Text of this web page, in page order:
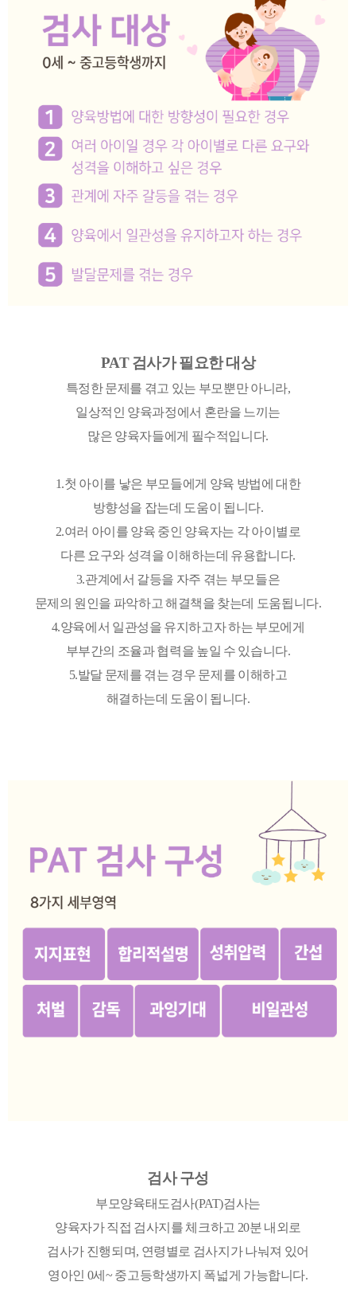
PAT 검사가 필요한 대상
특정한 문제를 겪고 있는 부모뿐만 아니라,
일상적인 양육과정에서 혼란을 느끼는
많은 양육자들에게 필수적입니다.
1.첫 아이를 낳은 부모들에게 양육 방법에 대한
방향성을 잡는데 도움이 됩니다.
2.여러 아이를 양육 중인 양육자는 각 아이별로
다른 요구와 성격을 이해하는데 유용합니다.
3.관계에서 갈등을 자주 겪는 부모들은
문제의 원인을 파악하고 해결책을 찾는데 도움됩니다.
4.양육에서 일관성을 유지하고자 하는 부모에게
부부간의 조율과 협력을 높일 수 있습니다.
5.발달 문제를 겪는 경우 문제를 이해하고
해결하는데 도움이 됩니다.
검사 구성
부모양육태도검사(PAT)검사는
양육자가 직접 검사지를 체크하고 20분 내외로
검사가 진행되며, 연령별로 검사지가 나눠져 있어
영아인 0세~ 중고등학생까지 폭넓게 가능합니다.